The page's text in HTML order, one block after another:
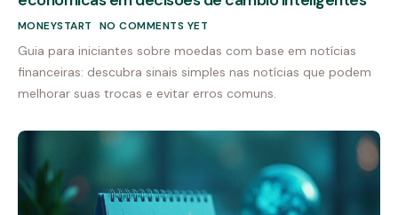
MONEYSTART NO COMMENTS YET
Guia para iniciantes sobre moedas com base em notícias
financeiras: descubra sinais simples nas notícias que podem
melhorar suas trocas e evitar erros comuns.